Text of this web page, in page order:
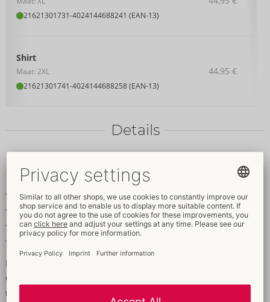
21621301731-4024144688241 (EAN-13)
Shirt
Maat: 2XL
21621301741-4024144688258 (EAN-13)
44,95 €
Details
Opvallend shirt met korte mouwen
Transparante horizontale streep-look
Stijlvolle opstaande kraag
Zacht & elastisch voor hoog draagcomfort
Mannelijke streepkracht!
Opvallend overhemd van Svenjoyment in een zwarte en
transparante horizontale streeplook. Met een stijlvolle